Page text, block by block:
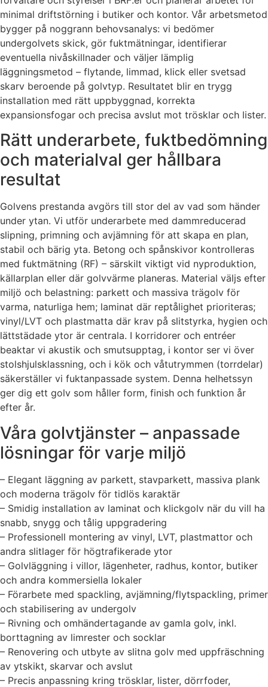
minimal driftstörning i butiker och kontor. Vår arbetsmetod
bygger på noggrann behovsanalys: vi bedömer
undergolvets skick, gör fuktmätningar, identifierar
eventuella nivåskillnader och väljer lämplig
läggningsmetod – flytande, limmad, klick eller svetsad
skarv beroende på golvtyp. Resultatet blir en trygg
installation med rätt uppbyggnad, korrekta
expansionsfogar och precisa avslut mot trösklar och lister.
Rätt underarbete, fuktbedömning
och materialval ger hållbara
resultat
Golvens prestanda avgörs till stor del av vad som händer
under ytan. Vi utför underarbete med dammreducerad
slipning, primning och avjämning för att skapa en plan,
stabil och bärig yta. Betong och spånskivor kontrolleras
med fuktmätning (RF) – särskilt viktigt vid nyproduktion,
källarplan eller där golvvärme planeras. Material väljs efter
miljö och belastning: parkett och massiva trägolv för
varma, naturliga hem; laminat där reptålighet prioriteras;
vinyl/LVT och plastmatta där krav på slitstyrka, hygien och
lättstädade ytor är centrala. I korridorer och entréer
beaktar vi akustik och smutsupptag, i kontor ser vi över
stolshjulsklassning, och i kök och våtutrymmen (torrdelar)
säkerställer vi fuktanpassade system. Denna helhetssyn
ger dig ett golv som håller form, finish och funktion år
efter år.
Våra golvtjänster – anpassade
lösningar för varje miljö
– Elegant läggning av parkett, stavparkett, massiva plank
och moderna trägolv för tidlös karaktär
– Smidig installation av laminat och klickgolv när du vill ha
snabb, snygg och tålig uppgradering
– Professionell montering av vinyl, LVT, plastmattor och
andra slitlager för högtrafikerade ytor
– Golvläggning i villor, lägenheter, radhus, kontor, butiker
och andra kommersiella lokaler
– Förarbete med spackling, avjämning/flytspackling, primer
och stabilisering av undergolv
– Rivning och omhändertagande av gamla golv, inkl.
borttagning av limrester och socklar
– Renovering och utbyte av slitna golv med uppfräschning
av ytskikt, skarvar och avslut
– Precis anpassning kring trösklar, lister, dörrfoder,